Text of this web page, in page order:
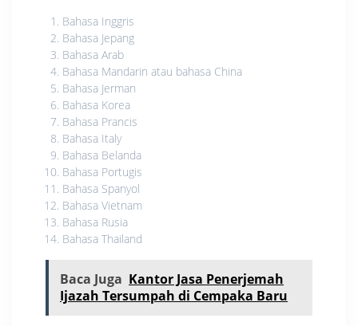
Bahasa Inggris
Bahasa Jepang
Bahasa Arab
Bahasa Mandarin atau bahasa China
Bahasa Jerman
Bahasa Korea
Bahasa Prancis
Bahasa Italy
Bahasa Belanda
Bahasa Portugis
Bahasa Spanyol
Bahasa Vietnam
Bahasa Rusia
Bahasa Thailand
Baca Juga Kantor Jasa Penerjemah
Ijazah Tersumpah di Cempaka Baru